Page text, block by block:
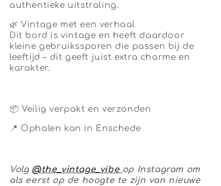
authentieke uitstraling.
🌿Vintage met een verhaal
Dit bord is vintage en heeft daardoor
kleine gebruikssporen die passen bij de
leeftijd – dit geeft juist extra charme en
karakter.
📦 Veilig verpakt en verzonden
📍 Ophalen kan in Enschede
Volg @the_vintage_vibe op Instagram om
als eerst op de hoogte te zijn van nieuwe